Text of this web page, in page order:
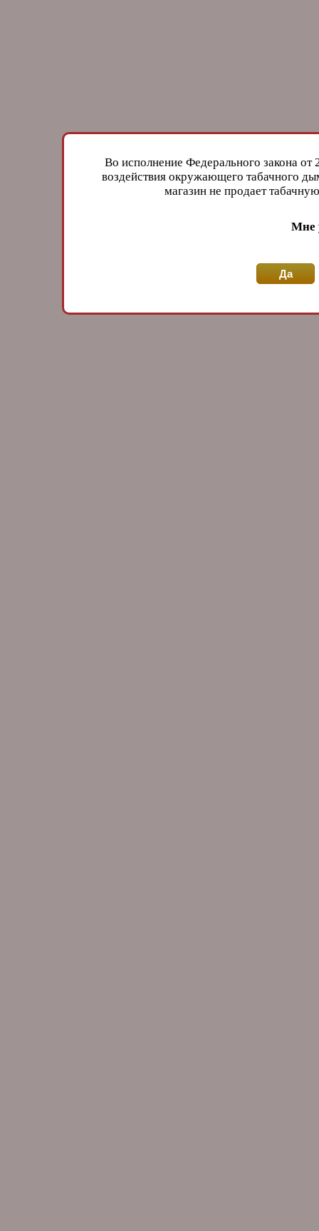
Во исполнение Федерального закона
воздействия окружающего табачного
магазин не продает
Мне
Да